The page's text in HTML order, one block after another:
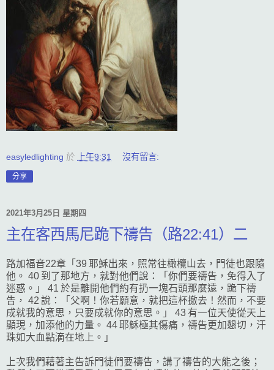
easyledlighting 於 上午9:31 沒有留言:
分享
2021年3月25日 星期四
主在客西馬尼跪下禱告（路22:41）二
路加福音22章「39 耶穌出來，照常往橄欖山去，門徒也跟隨
他。 40 到了那地方，就對他們說：「你們要禱告，免得入了
迷惑。」 41 於是離開他們約有扔一塊石頭那麼遠，跪下禱
告， 42 說：「父啊！你若願意，就把這杯撤去！然而，不要
成就我的意思，只要成就你的意思。」 43 有一位天使從天上
顯現，加添他的力量。 44 耶穌極其傷痛，禱告更加懇切，汗
珠如大血點滴在地上。」
上次我們藉著主告訴門徒們要禱告，講了禱告的大能之後；